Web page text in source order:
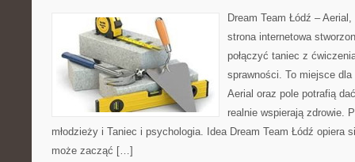
Dream Team Łódź –
strona internetowa
połączyć taniec z
sprawności. To miejsce
Aerial oraz pole potrafią
realnie wspierają zdrowie.
młodzieży i Taniec i psychologia. Idea Dream Team Łódź opiera
może zacząć […]